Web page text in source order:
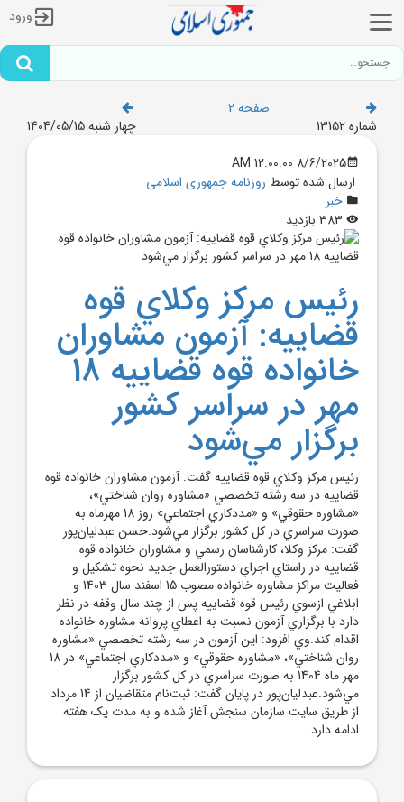
ورود
صفحه 2
شماره 13152
چهار شنبه 1404/05/15
8/6/2025 12:00:00 AM
ارسال شده توسط روزنامه جمهوری اسلامی
خبر
رئيس مرکز وکلاي قوه
قضاييه: آزمون مشاوران
خانواده قوه قضاييه 18
مهر در سراسر کشور
برگزار مي‌شود
رئيس مرکز وکلاي قوه قضاييه گفت: آزمون مشاوران خانواده قوه
قضاييه در سه رشته تخصصي «مشاوره روان شناختي»،
«مشاوره حقوقي» و «مددکاري اجتماعي» روز 18 مهرماه به
صورت سراسري در کل کشور برگزار مي‌شود.حسن عبدليان‌پور
گفت: مرکز وکلا، کارشناسان رسمي و مشاوران خانواده قوه
قضاييه در راستاي اجراي دستورالعمل جديد نحوه تشکيل و
فعاليت مراکز مشاوره خانواده مصوب 15 اسفند سال 1403 و
ابلاغي ازسوي رئيس قوه قضاييه پس از چند سال وقفه در نظر
دارد با برگزاري آزمون نسبت به اعطاي پروانه مشاوره خانواده
اقدام کند.وي افزود: اين آزمون در سه رشته تخصصي «مشاوره
روان شناختي»، «مشاوره حقوقي» و «مددکاري اجتماعي» در 18
مهر ماه 1404 به صورت سراسري در کل کشور برگزار
مي‌شود.عبدليان‌پور در پايان گفت: ثبت‌نام متقاضيان از 14 مرداد
از طريق سايت سازمان سنجش آغاز شده و به مدت يک هفته
ادامه دارد.